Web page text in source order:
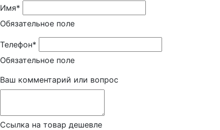
Имя*
Обязательное поле
Телефон*
Обязательное поле
Ваш комментарий или вопрос
Ссылка на товар дешевле